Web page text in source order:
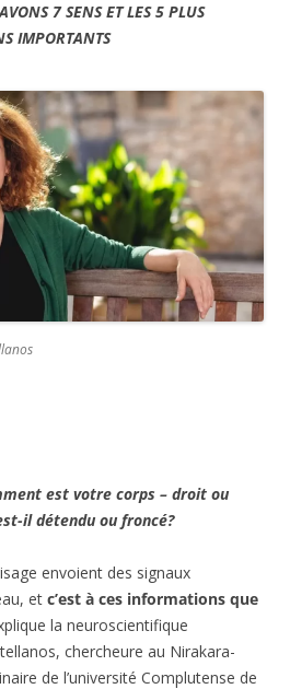
7 SENS ET LES 5 PLUS
IMPORTANTS
est votre corps – droit ou
il détendu ou froncé?
envoient des signaux
et c’est à ces informations que
la neuroscientifique
chercheure au Nirakara-
de l’université Complutense de